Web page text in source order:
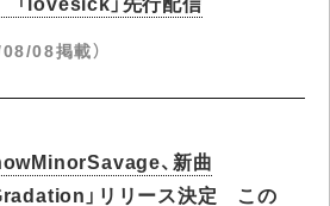
08掲載）
、新曲
」リリース決定 この